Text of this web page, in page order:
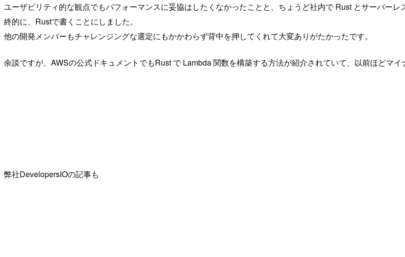
ユーザビリティ的な観点でもパフォーマンスに妥協はしたくなかったことと、ちょうど社内で Rust とサーバー
終的に、Rustで書くことにしました。
他の開発メンバーもチャレンジングな選定にもかかわらず背中を押してくれて大変ありがたかったです。
余談ですが、AWSの公式ドキュメントでもRust で Lambda 関数を構築する方法が紹介されていて、以前ほどマイ
弊社DevelopersIOの記事も